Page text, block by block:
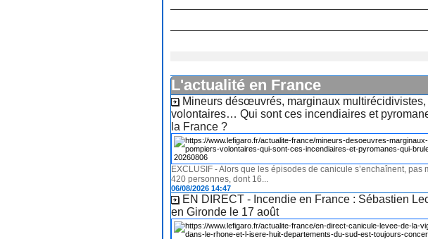
L'actualité en France
Mineurs désœuvrés, marginaux
volontaires… Qui sont ces incendiaires et
la France ?
EXCLUSIF - Alors que les épisodes de canicule s’enchaînent, pas
420 personnes, dont 16...
06/08/2026 14:47
EN DIRECT - Incendie en France : Sébastien
en Gironde le 17 août